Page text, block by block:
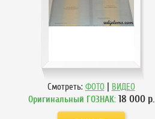
Смотреть: ФОТО | ВИДЕО
Оригинальный ГОЗНАК: 18 000р.